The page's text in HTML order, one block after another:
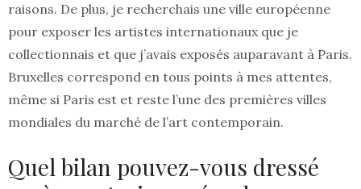
raisons. De plus, je recherchais une ville européenne
pour exposer les artistes internationaux que je
collectionnais et que j’avais exposés auparavant à Paris.
Bruxelles correspond en tous points à mes attentes,
même si Paris est et reste l’une des premières villes
mondiales du marché de l’art contemporain.
Quel bilan pouvez-vous dressé